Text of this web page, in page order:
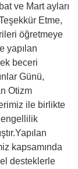
ve Mart ayları
Etme,
öğretmeye
yapılan
beceri
Günü,
Otizm
ile birlikte
engellilik
kapsamında
desteklerle